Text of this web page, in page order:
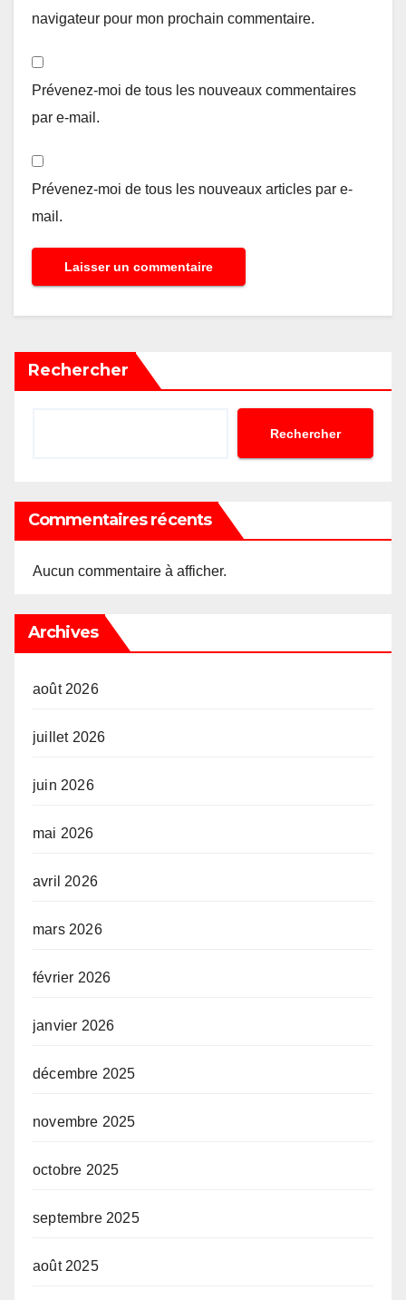
navigateur pour mon prochain commentaire.
Prévenez-moi de tous les nouveaux commentaires
par e-mail.
Prévenez-moi de tous les nouveaux articles par e-
mail.
Rechercher
Rechercher
Commentaires récents
Aucun commentaire à afficher.
Archives
août 2026
juillet 2026
juin 2026
mai 2026
avril 2026
mars 2026
février 2026
janvier 2026
décembre 2025
novembre 2025
octobre 2025
septembre 2025
août 2025